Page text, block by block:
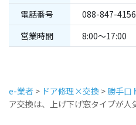
電話番号
088-847-4156
営業時間
8:00～17:00
e-業者 > ドア修理×交換 > 勝手口
ア交換は、上げ下げ窓タイプが人